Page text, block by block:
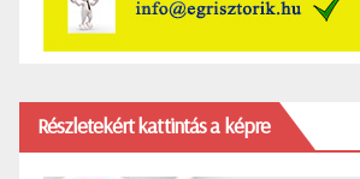
Részletekért kattintás a képre